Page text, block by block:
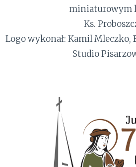
miniaturowym
Ks.
Logo wykonał: Kamil
Studio